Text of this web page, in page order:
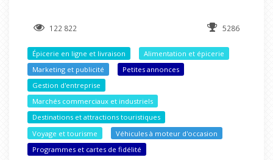
122 822 5286
Épicerie en ligne et livraison
Alimentation et épicerie
Marketing et publicité
Petites annonces
Gestion d'entreprise
Marchés commerciaux et industriels
Destinations et attractions touristiques
Voyage et tourisme
Véhicules à moteur d'occasion
Programmes et cartes de fidélité